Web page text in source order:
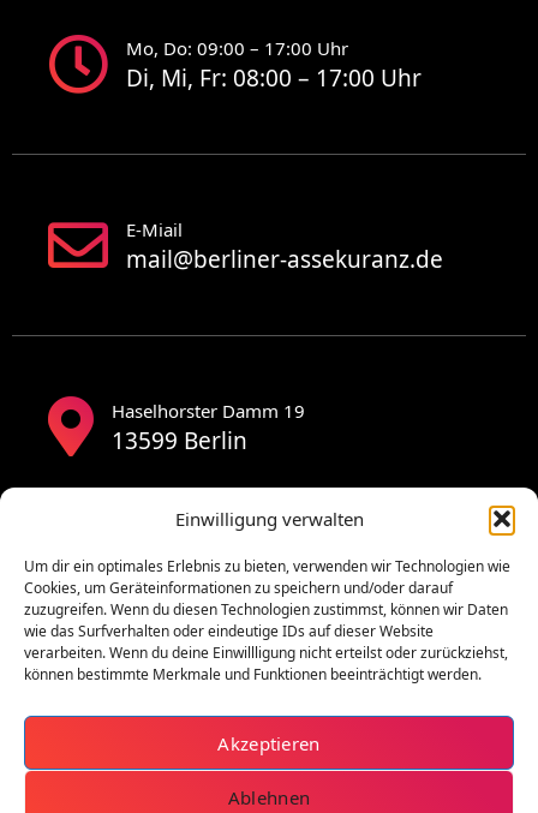
Einwilligung verwalten
Um dir ein optimales Erlebnis zu bieten, verwenden wir Technologien wie
Cookies, um Geräteinformationen zu speichern und/oder darauf
zuzugreifen. Wenn du diesen Technologien zustimmst, können wir Daten
wie das Surfverhalten oder eindeutige IDs auf dieser Website
verarbeiten. Wenn du deine Einwillligung nicht erteilst oder zurückziehst,
können bestimmte Merkmale und Funktionen beeinträchtigt werden.
Akzeptieren
Ablehnen
Mo, Do: 09:00 – 17:00 Uhr
Di, Mi, Fr: 08:00 – 17:00 Uhr
E-Miail
mail@berliner-assekuranz.de
Haselhorster Damm 19
13599 Berlin